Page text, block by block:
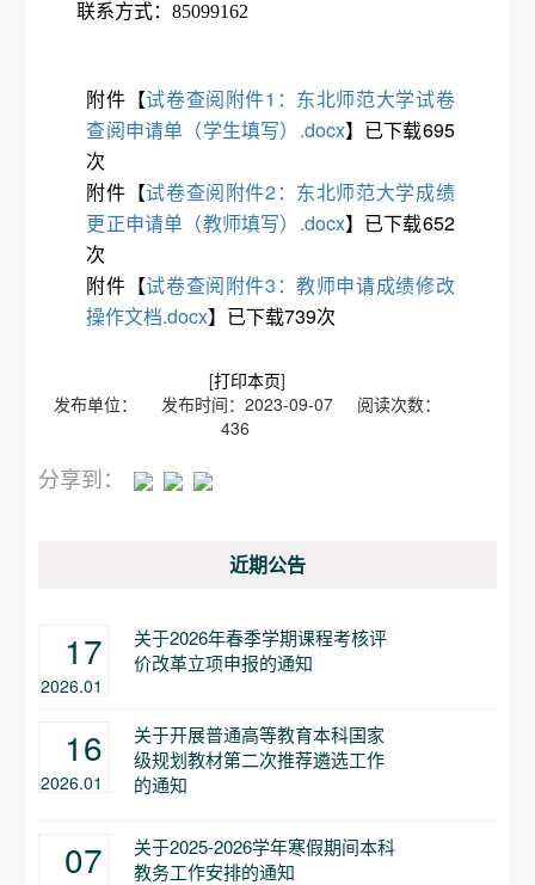
联系方式：85099162
附件【试卷查阅附件1：东北师范大学试卷
查阅申请单（学生填写）.docx】已下载695
次
附件【试卷查阅附件2：东北师范大学成绩
更正申请单（教师填写）.docx】已下载652
次
附件【试卷查阅附件3：教师申请成绩修改
操作文档.docx】已下载739次
[打印本页]
发布单位： 发布时间：2023-09-07 阅读次数：
436
分享到：
近期公告
17
2026.01
关于2026年春季学期课程考核评
价改革立项申报的通知
16
2026.01
关于开展普通高等教育本科国家
级规划教材第二次推荐遴选工作
的通知
07
关于2025-2026学年寒假期间本科
教务工作安排的通知